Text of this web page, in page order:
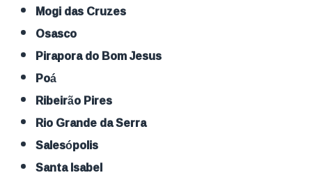
Mogi das Cruzes
Osasco
Pirapora do Bom Jesus
Poá
Ribeirão Pires
Rio Grande da Serra
Salesópolis
Santa Isabel